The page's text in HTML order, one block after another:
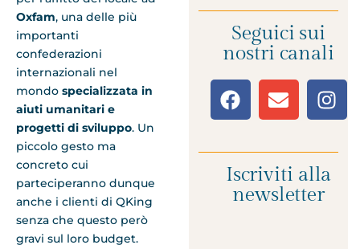
Oxfam, una delle più
importanti
confederazioni
internazionali nel
mondo specializzata in
aiuti umanitari e
progetti di sviluppo. Un
piccolo gesto ma
concreto cui
parteciperanno dunque
anche i clienti di QKing
senza che questo però
gravi sul loro budget.
Seguici sui
nostri canali
Iscriviti alla
newsletter